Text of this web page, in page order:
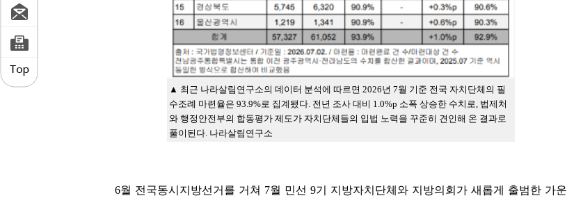
▲ 최근 나라살림연구소의 데이터 분석에 따르면 2026년 7월 기준 전국 자치단체의 필
수조례 마련율은 93.9%로 집계됐다. 전년 조사 대비 1.0%p 소폭 상승한 수치로, 법제처
와 행정안전부의 합동평가 제도가 자치단체들의 입법 노력을 꾸준히 견인해 온 결과로
풀이된다. 나라살림연구소
6월 전국동시지방선거를 거쳐 7월 민선 9기 지방자치단체와 지방의회가 새롭게 출범한 가운